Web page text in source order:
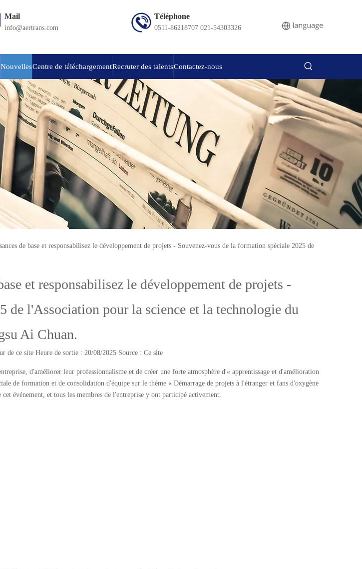
Mail
info@aertrans.com
Téléphone
0511-86218707 021-54303326
NouvellesCentre de téléchargementRecruter des talentsContactez-nous
de base et responsabilisez le développement de projets - Souvenez-vous de la formation spéciale 2025 de
et responsabilisez le développement de projets -
de l'Association pour la science et la technologie du
Ai Chuan.
ce site Heure de sortie : 20/08/2025 Source : Ce site
d'améliorer leur professionnalisme et de créer une forte atmosphère d'« apprentissage et d'amélioration
de formation et de consolidation d'équipe sur le thème « Démarrage de projets à l'étranger et fans d'oxygène
événement, et tous les membres de l'entreprise y ont participé activement.